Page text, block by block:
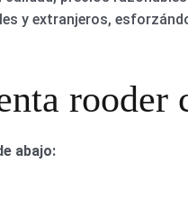
y extranjeros,
rooder
abajo: